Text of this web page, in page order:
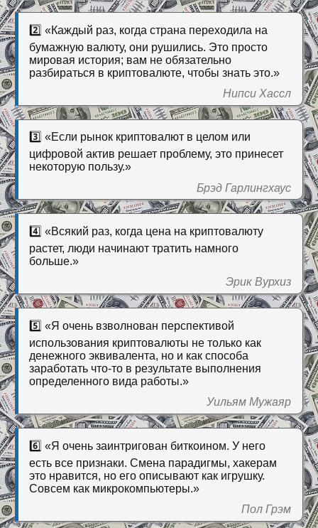
2️⃣ «Каждый раз, когда страна переходила на
бумажную валюту, они рушились. Это просто
мировая история; вам не обязательно
разбираться в криптовалюте, чтобы знать это.»
Нипси Хассл
3️⃣ «Если рынок криптовалют в целом или
цифровой актив решает проблему, это принесет
некоторую пользу.»
Брэд Гарлингхаус
4️⃣ «Всякий раз, когда цена на криптовалюту
растет, люди начинают тратить намного
больше.»
Эрик Вурхиз
5️⃣ «Я очень взволнован перспективой
использования криптовалюты не только как
денежного эквивалента, но и как способа
заработать что-то в результате выполнения
определенного вида работы.»
Уильям Мужаяр
6️⃣ «Я очень заинтригован биткоином. У него
есть все признаки. Смена парадигмы, хакерам
это нравится, но его описывают как игрушку.
Совсем как микрокомпьютеры.»
Пол Грэм